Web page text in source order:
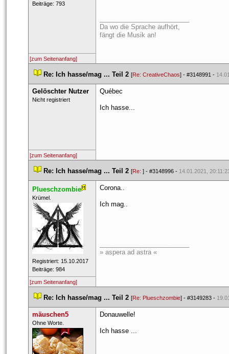
Beiträge: 793
Da wo die Sprache aufhört,
fängt die Musik an!
[zum Seitenanfang]
Re: Ich hasse/mag ... Teil 2 [Re: CreativeChao] - #3148991 -
Gelöschter Nutzer
Nicht registriert
Québec
Ich hasse...
[zum Seitenanfang]
Re: Ich hasse/mag ... Teil 2 [Re: ] - #3148996 - 14.01.2021,
Plueschzombie
​Krümel.
Registriert: 15.10.2017
Beiträge: 984
Corona..
Ich mag..
» aspera ad astra «
[zum Seitenanfang]
Re: Ich hasse/mag ... Teil 2 [Re: Plueschzombie] - #3149283 -
mäuschen5
​Ohne Worte.
Donauwelle!
Ich hasse ...